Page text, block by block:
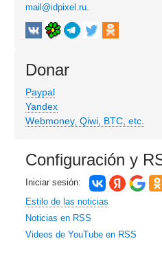
mail@idpixel.ru
Donar
Paypal
Yandex
Webmoney, Qiwi, BTC, etc.
Configuración y
Iniciar sesión:
Estilo de las noticias
Noticias en RSS
Videos de YouTube en RSS